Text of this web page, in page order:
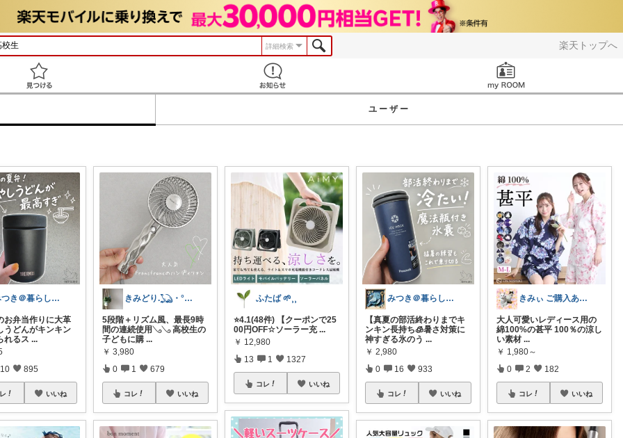
楽天トップへ
詳細検索
ユーザー
みつき＠暮らしのお気に入り
お弁当作りに大革
うどんがキンキン
れるス ...
10 895
いいね
きみどり.𓆏・°いつも感謝です
5段階＋リズム風、最長9時
間の連続使用𓂅𓂅 高校生の
子どもに購 ...
￥ 3,980
0 1 679
コレ いいね
ふたば 🌱⸒⸒
⭐️4.1(48件) 【クーポンで25
00円OFF☆ソーラー充 ...
￥ 12,980
13 1 1327
コレ いいね
みつき＠暮らしのお気に入り
【真夏の部活終わりまでキ
ンキン長持ち🧊暑さ対策に
神すぎる氷のう ...
￥ 2,980
0 16 933
コレ いいね
きみぃ ご購入ありがとうございます♪
大人可愛いレディース用の
綿100%の甚平 100％の涼し
い素材 ...
￥ 1,980～
0 2 182
コレ いいね